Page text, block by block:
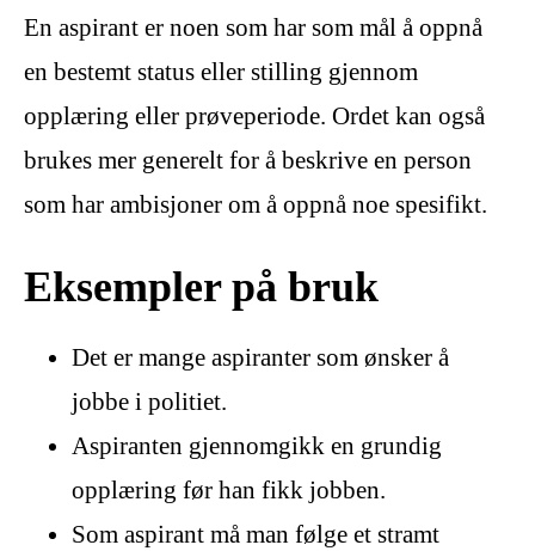
En aspirant er noen som har som mål å oppnå
en bestemt status eller stilling gjennom
opplæring eller prøveperiode. Ordet kan også
brukes mer generelt for å beskrive en person
som har ambisjoner om å oppnå noe spesifikt.
Eksempler på bruk
Det er mange aspiranter som ønsker å
jobbe i politiet.
Aspiranten gjennomgikk en grundig
opplæring før han fikk jobben.
Som aspirant må man følge et stramt